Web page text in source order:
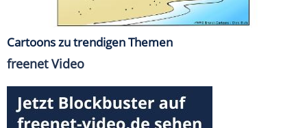
Cartoons zu trendigen Themen
freenet Video